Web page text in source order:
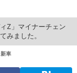
Z」マイナーチェン
みました。
新車